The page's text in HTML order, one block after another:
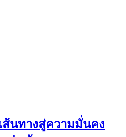
ส้นทางสู่ความมั่นคง